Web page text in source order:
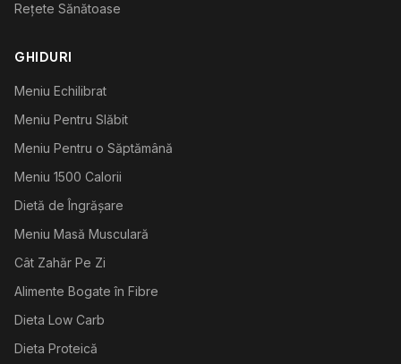
Rețete Sănătoase
GHIDURI
Meniu Echilibrat
Meniu Pentru Slăbit
Meniu Pentru o Săptămână
Meniu 1500 Calorii
Dietă de Îngrășare
Meniu Masă Musculară
Cât Zahăr Pe Zi
Alimente Bogate în Fibre
Dieta Low Carb
Dieta Proteică